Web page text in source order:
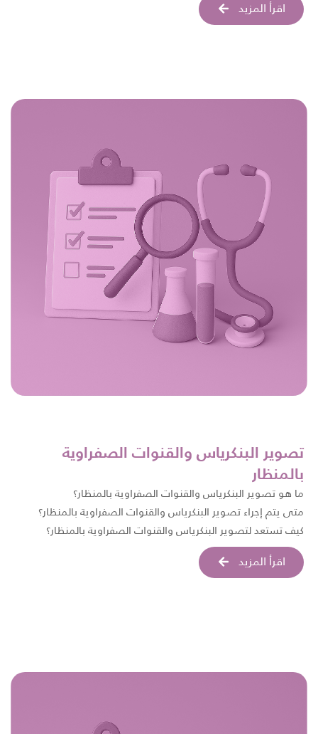
اقرأ المزيد
تصوير البنكرياس والقنوات الصفراوية
بالمنظار
ما هو تصوير البنكرياس والقنوات الصفراوية بالمنظار؟
متى يتم إجراء تصوير البنكرياس والقنوات الصفراوية بالمنظار؟
كيف تستعد لتصوير البنكرياس والقنوات الصفراوية بالمنظار؟
اقرأ المزيد